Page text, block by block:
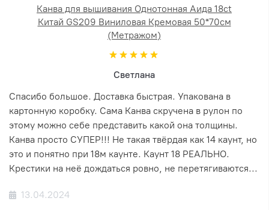
Канва для вышивания Однотонная Аида 18ct
Китай GS209 Виниловая Кремовая 50*70см
(Метражом)
Светлана
Спасибо большое. Доставка быстрая. Упакована в
картонную коробку. Сама Канва скручена в рулон по
этому можно себе представить какой она толщины.
Канва просто СУПЕР!!! Не такая твёрдая как 14 каунт, но
это и понятно при 18м каунте. Каунт 18 РЕАЛЬНО.
Крестики на неё дождаться ровно, не перетягиваются...
13.04.2024